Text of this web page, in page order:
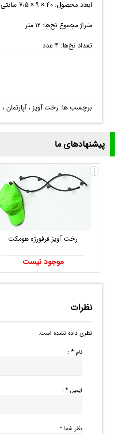
ابعاد محصول: ۴۰ × ۹ × ۷٫۵ سانتی‌متر
متراژ مجموع نخ‌ها: ۱۲ متر
تعداد نخ‌ها: ۴ عدد
برچسب ها: رخت آویز ، آپارتمان
پیشنهادهای ما
رخت آویز فرفورژه هومکت
موجود نیست
i
نظرات
نظری داده نشده است.
نام * :
ایمیل * :
نظر شما * :